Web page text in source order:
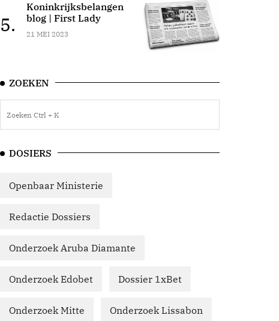
5.
Koninkrijksbelangen
blog | First Lady
21 MEI 2023
ZOEKEN
DOSIERS
Openbaar Ministerie
Redactie Dossiers
Onderzoek Aruba Diamante
Onderzoek Edobet Dossier 1xBet
Onderzoek Mitte Onderzoek Lissabon